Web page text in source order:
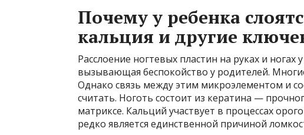
Почему у ребенка
кальция и другие
Расслоение ногтевых пластин на руках и
вызывающая беспокойство у родителей.
Однако связь между этим микроэлементом и
считать. Ноготь состоит из кератина —
матриксе. Кальций участвует в процессах
редко является единственной причиной